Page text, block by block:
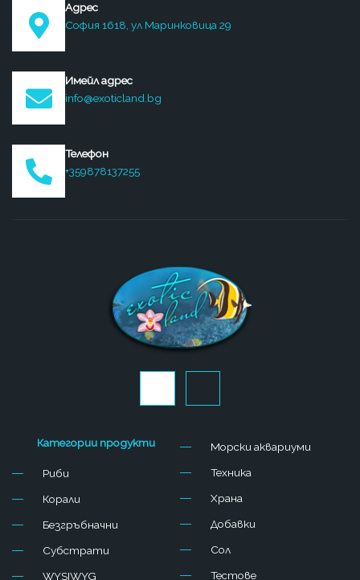
Адрес
София 1618, ул Маринковица 29
Имейл адрес
info@exoticland.bg
Телефон
+359878137255
J
i
J
i
m
Категории продукти
Риби
Корали
Безгръбначни
Субстрати
WYSIWYG
Морски аквариуми
Техника
Храна
Добавки
Сол
Тестове